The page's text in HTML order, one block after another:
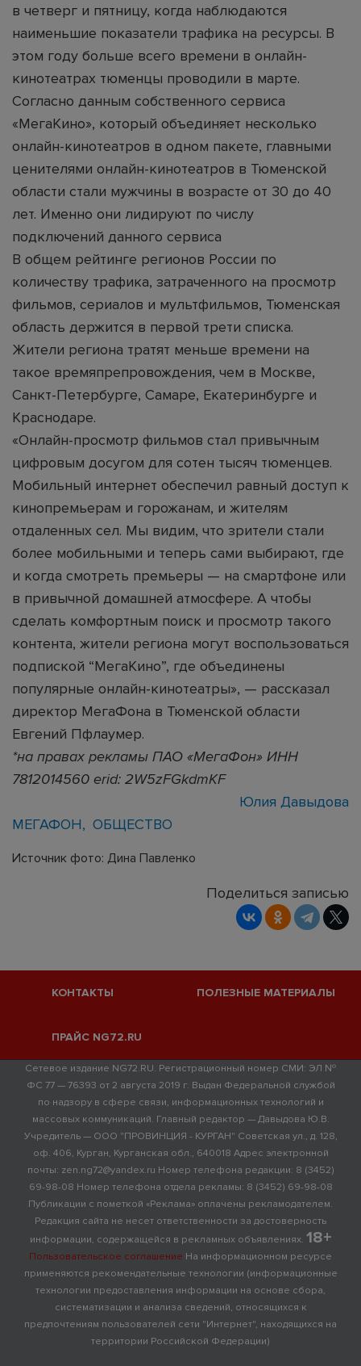
в четверг и пятницу, когда наблюдаются
наименьшие показатели трафика на ресурсы. В
этом году больше всего времени в онлайн-
кинотеатрах тюменцы проводили в марте.
Согласно данным собственного сервиса
«МегаКино», который объединяет несколько
онлайн-кинотеатров в одном пакете, главными
ценителями онлайн-кинотеатров в Тюменской
области стали мужчины в возрасте от 30 до 40
лет. Именно они лидируют по числу
подключений данного сервиса
В общем рейтинге регионов России по
количеству трафика, затраченного на просмотр
фильмов, сериалов и мультфильмов, Тюменская
область держится в первой трети списка.
Жители региона тратят меньше времени на
такое времяпрепровождения, чем в Москве,
Санкт-Петербурге, Самаре, Екатеринбурге и
Краснодаре.
«Онлайн-просмотр фильмов стал привычным
цифровым досугом для сотен тысяч тюменцев.
Мобильный интернет обеспечил равный доступ к
кинопремьерам и горожанам, и жителям
отдаленных сел. Мы видим, что зрители стали
более мобильными и теперь сами выбирают, где
и когда смотреть премьеры — на смартфоне или
в привычной домашней атмосфере. А чтобы
сделать комфортным поиск и просмотр такого
контента, жители региона могут воспользоваться
подпиской “МегаКино”, где объединены
популярные онлайн-кинотеатры», — рассказал
директор МегаФона в Тюменской области
Евгений Пфлаумер.
*на правах рекламы ПАО «МегаФон» ИНН
7812014560 erid: 2W5zFGkdmKF
Юлия Давыдова
МЕГАФОН
ОБЩЕСТВО
Источник фото: Дина Павленко
Поделиться записью
КОНТАКТЫ ПОЛЕЗНЫЕ МАТЕРИАЛЫ
ПРАЙС NG72.RU
Сетевое издание NG72.RU. Регистрационный номер СМИ: ЭЛ №
ФС 77 — 76393 от 2 августа 2019 г. Выдан Федеральной службой
по надзору в сфере связи, информационных технологий и
массовых коммуникаций. Главный редактор — Давыдова Ю.В.
Учредитель — ООО "ПРОВИНЦИЯ - КУРГАН" Советская ул., д. 128,
оф. 406, Курган, Курганская обл., 640018 Адрес электронной
почты: zen.ng72@yandex.ru Номер телефона редакции: 8 (3452)
69-98-08 Номер телефона отдела рекламы: 8 (3452) 69-98-08
Публикации с пометкой «Реклама» оплачены рекламодателем.
Редакция сайта не несет ответственности за достоверность
информации, содержащейся в рекламных объявлениях. 18+
Пользовательское соглашение На информационном ресурсе
применяются рекомендательные технологии (информационные
технологии предоставления информации на основе сбора,
систематизации и анализа сведений, относящихся к
предпочтениям пользователей сети "Интернет", находящихся на
территории Российской Федерации)